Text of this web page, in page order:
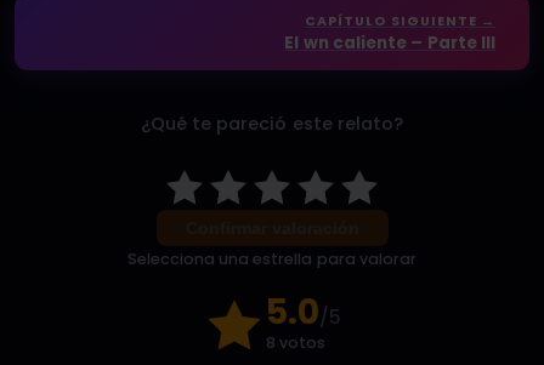
CAPÍTULO SIGUIENTE →
El wn caliente – Parte III
¿Qué te pareció este relato?
Selecciona una estrella para valorar
5.0/5
8 votos